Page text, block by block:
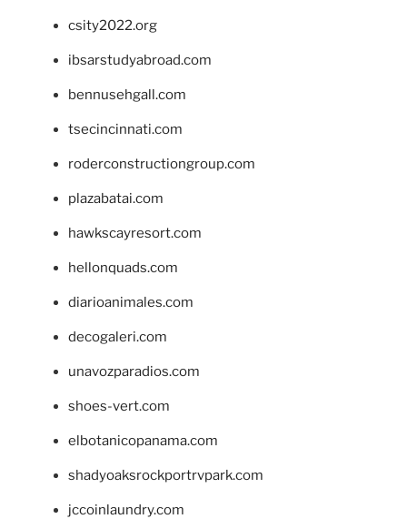
csity2022.org
ibsarstudyabroad.com
bennusehgall.com
tsecincinnati.com
roderconstructiongroup.com
plazabatai.com
hawkscayresort.com
hellonquads.com
diarioanimales.com
decogaleri.com
unavozparadios.com
shoes-vert.com
elbotanicopanama.com
shadyoaksrockportrvpark.com
jccoinlaundry.com